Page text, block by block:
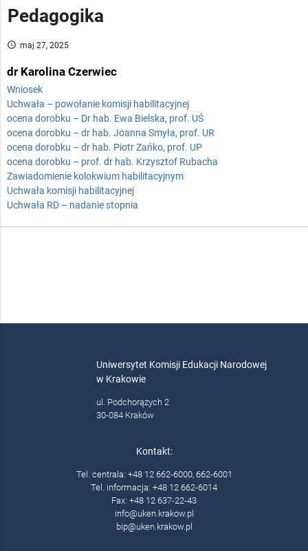
Pedagogika
access_time maj 27, 2025
dr Karolina Czerwiec
Wniosek
Uchwała – powołanie komisji habilitacyjnej
ocena dorobku – Dr hab. Ewa Bielska, prof. UŚ
ocena dorobku – dr hab. Joanna Smyła, prof. UR
ocena dorobku – dr hab. Piotr Zańko, prof. UP
ocena dorobku – prof. dr hab. Krzysztof Rubacha
Zawiadomienie kolokwium habilitacyjnym
Uchwała komisji habilitacyjnej
Uchwała RD – nadanie stopnia
Uniwersytet Komisji Edukacji Narodowej
w Krakowie
ul. Podchorążych 2
30-084 Kraków
Kontakt:
Tel. centrala: +48 12 662-6000, 662-6001
Tel. informacja: +48 12 662-6014
Fax: +48 12 637-22-43
info@uken.krakow.pl
bip@uken.krakow.pl